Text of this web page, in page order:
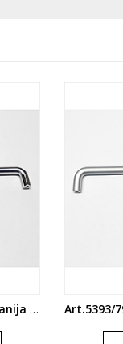
Art.5393/7942-15 192x8 mm Manija puente cromo